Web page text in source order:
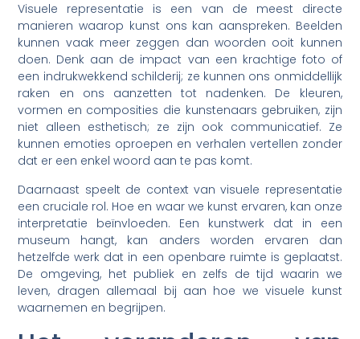
Visuele representatie is een van de meest directe
manieren waarop kunst ons kan aanspreken. Beelden
kunnen vaak meer zeggen dan woorden ooit kunnen
doen. Denk aan de impact van een krachtige foto of
een indrukwekkend schilderij; ze kunnen ons onmiddellijk
raken en ons aanzetten tot nadenken. De kleuren,
vormen en composities die kunstenaars gebruiken, zijn
niet alleen esthetisch; ze zijn ook communicatief. Ze
kunnen emoties oproepen en verhalen vertellen zonder
dat er een enkel woord aan te pas komt.
Daarnaast speelt de context van visuele representatie
een cruciale rol. Hoe en waar we kunst ervaren, kan onze
interpretatie beïnvloeden. Een kunstwerk dat in een
museum hangt, kan anders worden ervaren dan
hetzelfde werk dat in een openbare ruimte is geplaatst.
De omgeving, het publiek en zelfs de tijd waarin we
leven, dragen allemaal bij aan hoe we visuele kunst
waarnemen en begrijpen.